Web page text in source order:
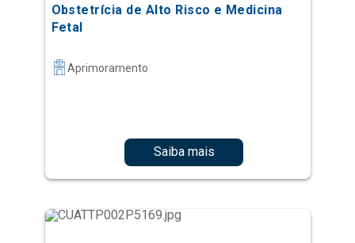
Obstetrícia de Alto Risco e Medicina
Fetal
Aprimoramento
Saiba mais